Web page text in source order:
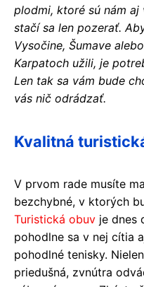
plodmi, ktoré sú nám
stačí sa len pozerať.
Vysočine, Šumave
Karpatoch užili, je
Len tak sa vám bude
vás nič odrádzať.
Kvalitná
V prvom rade musíte
bezchybné, v ktorých
Turistická obuv je dnes
pohodlne sa v nej cítia
pohodlné tenisky.
priedušná, zvnútra